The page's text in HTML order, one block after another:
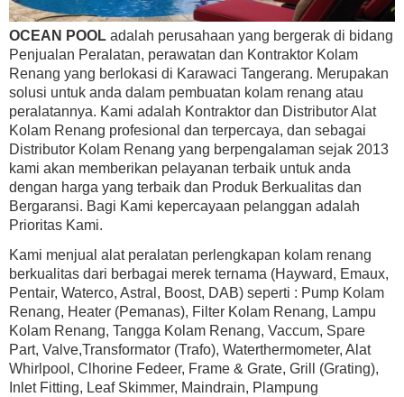
OCEAN POOL adalah perusahaan yang bergerak di bidang
Penjualan Peralatan, perawatan dan Kontraktor Kolam
Renang yang berlokasi di Karawaci Tangerang. Merupakan
solusi untuk anda dalam pembuatan kolam renang atau
peralatannya. Kami adalah Kontraktor dan Distributor Alat
Kolam Renang profesional dan terpercaya, dan sebagai
Distributor Kolam Renang yang berpengalaman sejak 2013
kami akan memberikan pelayanan terbaik untuk anda
dengan harga yang terbaik dan Produk Berkualitas dan
Bergaransi. Bagi Kami kepercayaan pelanggan adalah
Prioritas Kami.
Kami menjual alat peralatan perlengkapan kolam renang
berkualitas dari berbagai merek ternama (Hayward, Emaux,
Pentair, Waterco, Astral, Boost, DAB) seperti : Pump Kolam
Renang, Heater (Pemanas), Filter Kolam Renang, Lampu
Kolam Renang, Tangga Kolam Renang, Vaccum, Spare
Part, Valve,Transformator (Trafo), Waterthermometer, Alat
Whirlpool, Clhorine Fedeer, Frame & Grate, Grill (Grating),
Inlet Fitting, Leaf Skimmer, Maindrain, Plampung